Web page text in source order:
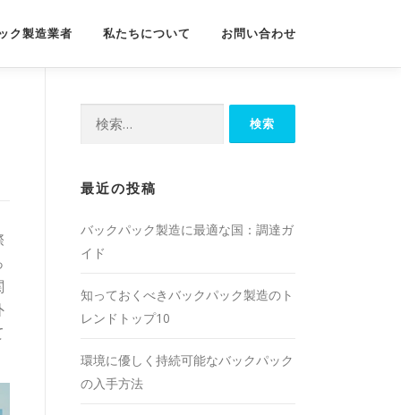
ク製造業者 私たちについて お問い合わせ
最近の投稿
バックパック製造に最適な国：調達ガ
イド
知っておくべきバックパック製造のト
レンドトップ10
環境に優しく持続可能なバックパック
の入手方法